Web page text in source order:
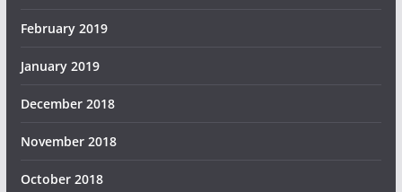
February 2019
January 2019
December 2018
November 2018
October 2018